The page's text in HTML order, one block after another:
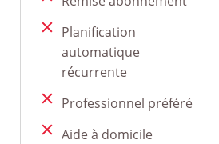
Planification
automatique
récurrente
Professionnel préféré
Aide à domicile